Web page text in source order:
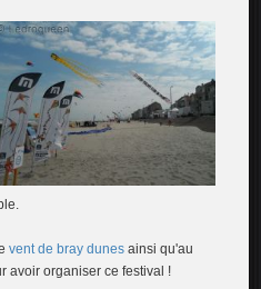
vent de bray dunes ainsi qu'au
avoir organiser ce festival !